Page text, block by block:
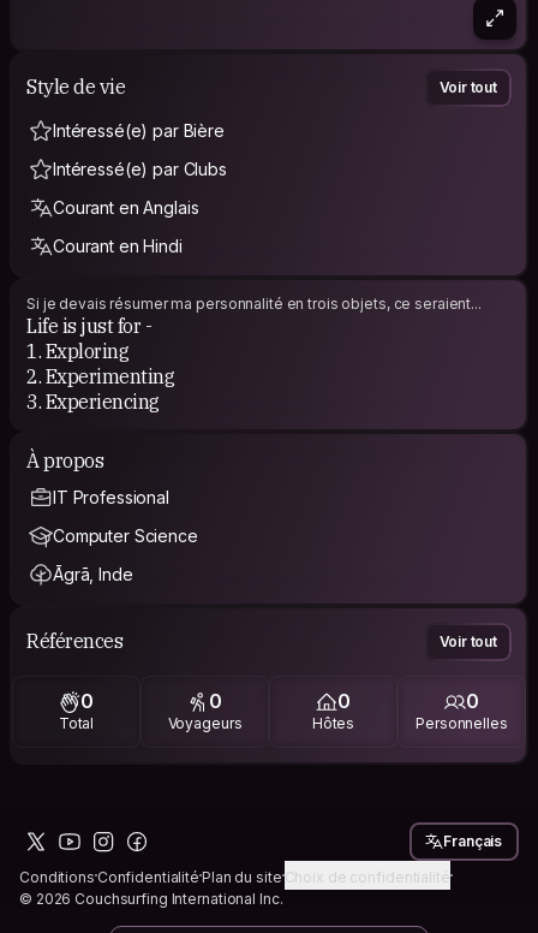
Style de vie Voir tout
Intéressé(e) par Bière
Intéressé(e) par Clubs
Courant en Anglais
Courant en Hindi
Si je devais résumer ma personnalité en trois objets, ce seraient...
Life is just for -
1. Exploring
2. Experimenting
3. Experiencing
À propos
IT Professional
Computer Science
Āgrā, Inde
Références Voir tout
0
Total
0
Voyageurs
0
Hôtes
0
Personnelles
ConditionsConfidentialitéPlan du siteChoix de confidentialité
© 2026 Couchsurfing International Inc.
Français